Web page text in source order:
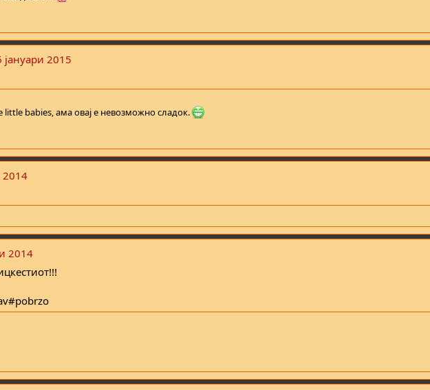
јануари 2015
little babies, ама овај е невозможно сладок.
2014
2014